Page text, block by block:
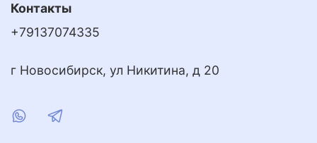
Контакты
+79137074335
г Новосибирск, ул Никитина, д 20